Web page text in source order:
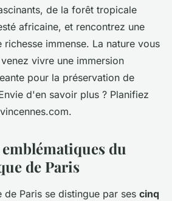
de la forêt tropicale
africaine, et rencontrez une
immense. La nature vous
vivre une immersion
pour la préservation de
d'en savoir plus ? Planifiez
du
de Paris
de Paris se distingue par ses cinq